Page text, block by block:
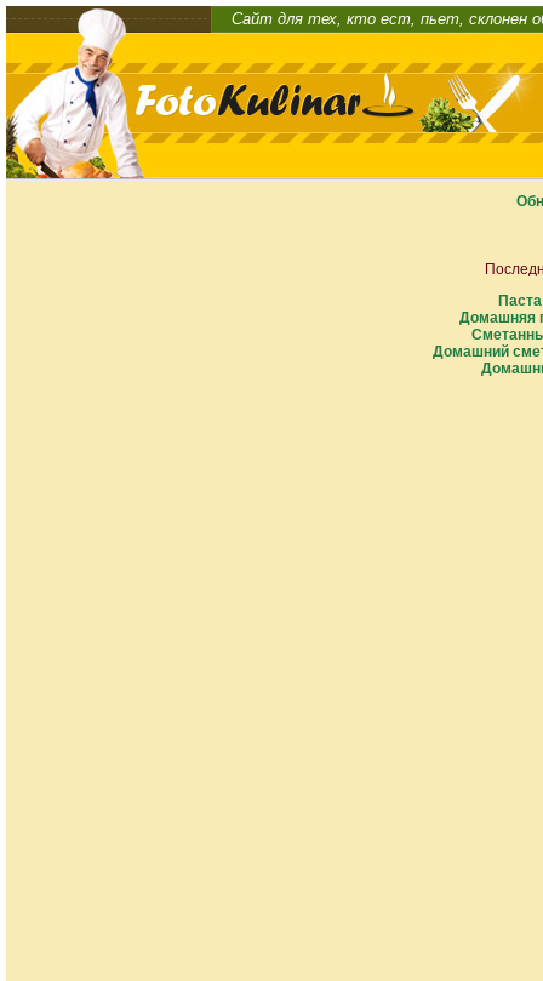
Сайт для тех, кто ест, пьет, склонен
Домашняя
Домашний